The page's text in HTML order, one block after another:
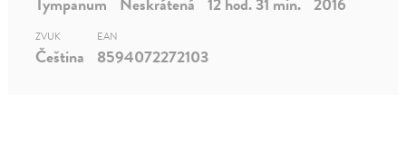
ZVUK
Čeština
EAN
8594072272103